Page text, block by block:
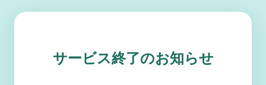
サービス終了のお知らせ